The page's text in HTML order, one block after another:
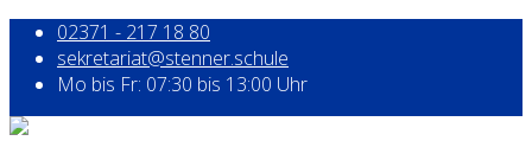
02371 - 217 18 80
sekretariat@stenner.schule
Mo bis Fr: 07:30 bis 13:00 Uhr